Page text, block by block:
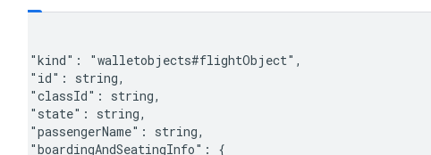
    "kind": "walletobjects#flightObject",
    "id": string,
    "classId": string,
    "state": string,
    "passengerName": string,
    "boardingAndSeatingInfo": {